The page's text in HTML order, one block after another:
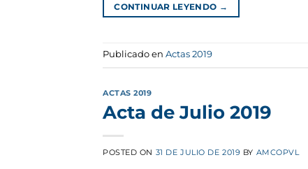
CONTINUAR LEYENDO →
Publicado en Actas 2019
ACTAS 2019
Acta de Julio 2019
POSTED ON 31 DE JULIO DE 2019 BY AMCOPVL